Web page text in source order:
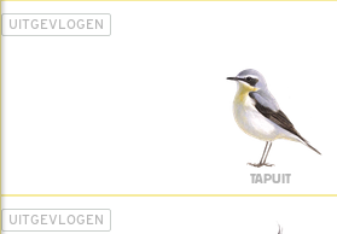
UITGEVLOGEN
TAPUIT
UITGEVLOGEN